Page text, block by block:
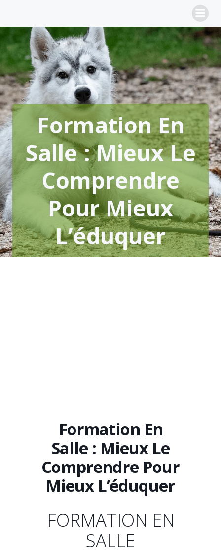
contenu
Formation En
Salle : Mieux Le
Comprendre
Pour Mieux
L’éduquer
Formation En
Salle : Mieux Le
Comprendre Pour
Mieux L’éduquer
FORMATION EN
SALLE